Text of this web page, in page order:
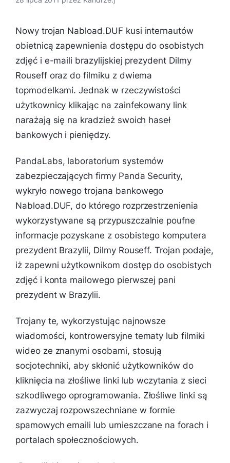
Nowy trojan Nabload.DUF kusi internautów
obietnicą zapewnienia dostępu do osobistych
zdjęć i e-maili brazylijskiej prezydent Dilmy
Rouseff oraz do filmiku z dwiema
topmodelkami. Jednak w rzeczywistości
użytkownicy klikając na zainfekowany link
narażają się na kradzież swoich haseł
bankowych i pieniędzy.
PandaLabs, laboratorium systemów
zabezpieczających firmy Panda Security,
wykryło nowego trojana bankowego
Nabload.DUF, do którego rozprzestrzenienia
wykorzystywane są przypuszczalnie poufne
informacje pozyskane z osobistego komputera
prezydent Brazylii, Dilmy Rouseff. Trojan podaje,
iż zapewni użytkownikom dostęp do osobistych
zdjęć i konta mailowego pierwszej pani
prezydent w Brazylii.
Trojany te, wykorzystując najnowsze
wiadomości, kontrowersyjne tematy lub filmiki
wideo ze znanymi osobami, stosują
socjotechniki, aby skłonić użytkowników do
kliknięcia na złośliwe linki lub wczytania z sieci
szkodliwego oprogramowania. Złośliwe linki są
zazwyczaj rozpowszechniane w formie
spamowych emaili lub umieszczane na forach i
portalach społecznościowych.